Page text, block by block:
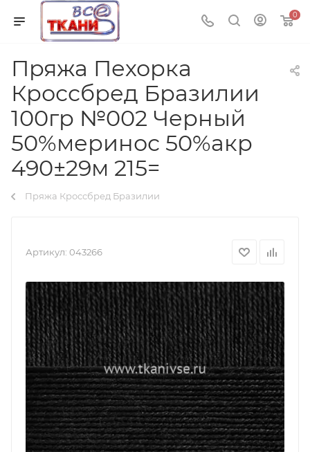
0
Пряжа Пехорка
Кроссбред Бразилии
100гр №002 Черный
50%меринос 50%акр
490±29м 215=
Пряжа Кроссбред Бразилии
Артикул: 043266